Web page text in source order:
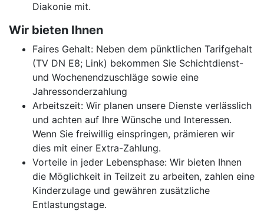
Diakonie mit.
Wir bieten Ihnen
Faires Gehalt: Neben dem pünktlichen Tarifgehalt
(TV DN E8; Link) bekommen Sie Schichtdienst-
und Wochenendzuschläge sowie eine
Jahressonderzahlung
Arbeitszeit: Wir planen unsere Dienste verlässlich
und achten auf Ihre Wünsche und Interessen.
Wenn Sie freiwillig einspringen, prämieren wir
dies mit einer Extra-Zahlung.
Vorteile in jeder Lebensphase: Wir bieten Ihnen
die Möglichkeit in Teilzeit zu arbeiten, zahlen eine
Kinderzulage und gewähren zusätzliche
Entlastungstage.